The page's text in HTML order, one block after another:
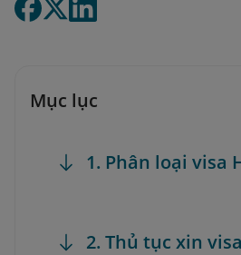
Mục lục
1. Phân loại visa
2. Thủ tục xin